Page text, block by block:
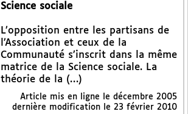
Science sociale
L’opposition entre les partisans de
l’Association et ceux de la
Communauté s’inscrit dans la même
matrice de la Science sociale. La
théorie de la (…)
Article mis en ligne le décembre 2005
dernière modification le 23 février 2010